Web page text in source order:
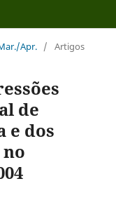
Apr. / Artigos
de
e dos